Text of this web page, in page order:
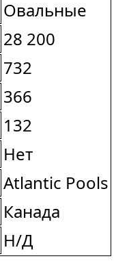
Овальные
28 200
732
366
132
Нет
Atlantic Pools
Канада
Н/Д